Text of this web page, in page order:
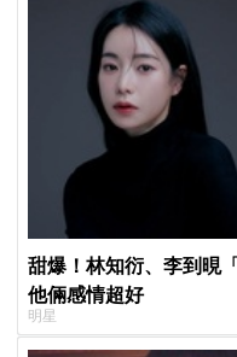
甜爆！林知衍、李到晛
他倆感情超好
明星